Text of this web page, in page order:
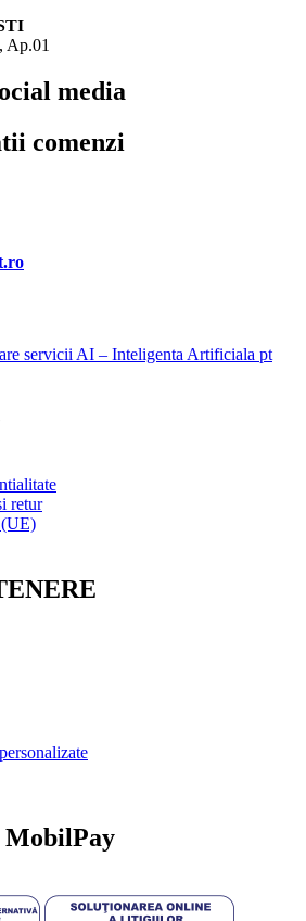
Ap.01
media
comenzi
servicii AI – Inteligenta Artificiala pt
retur